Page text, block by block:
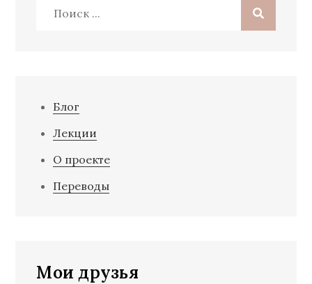
Блог
Лекции
О проекте
Переводы
Мои друзья